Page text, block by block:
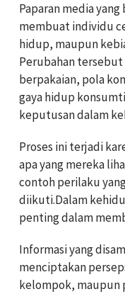
Paparan media
membuat individu
hidup, maupun
Perubahan
berpakaian, pola
gaya hidup
keputusan dalam
Proses ini terjadi
apa yang mereka
contoh perilaku
diikuti.Dalam
penting dalam
Informasi yang
menciptakan
kelompok, maupun